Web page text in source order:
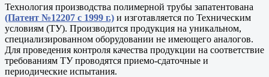
Технология производства полимерной трубы запатентована
(Патент №12207 с 1999 г.) и изготавляется по Техническим
условиям (ТУ). Производится продукция на уникальном,
специализированном оборудовании не имеющего аналогов.
Для проведения контроля качества продукции на соответствие
требованиям ТУ проводятся приемо-сдаточные и
периодические испытания.